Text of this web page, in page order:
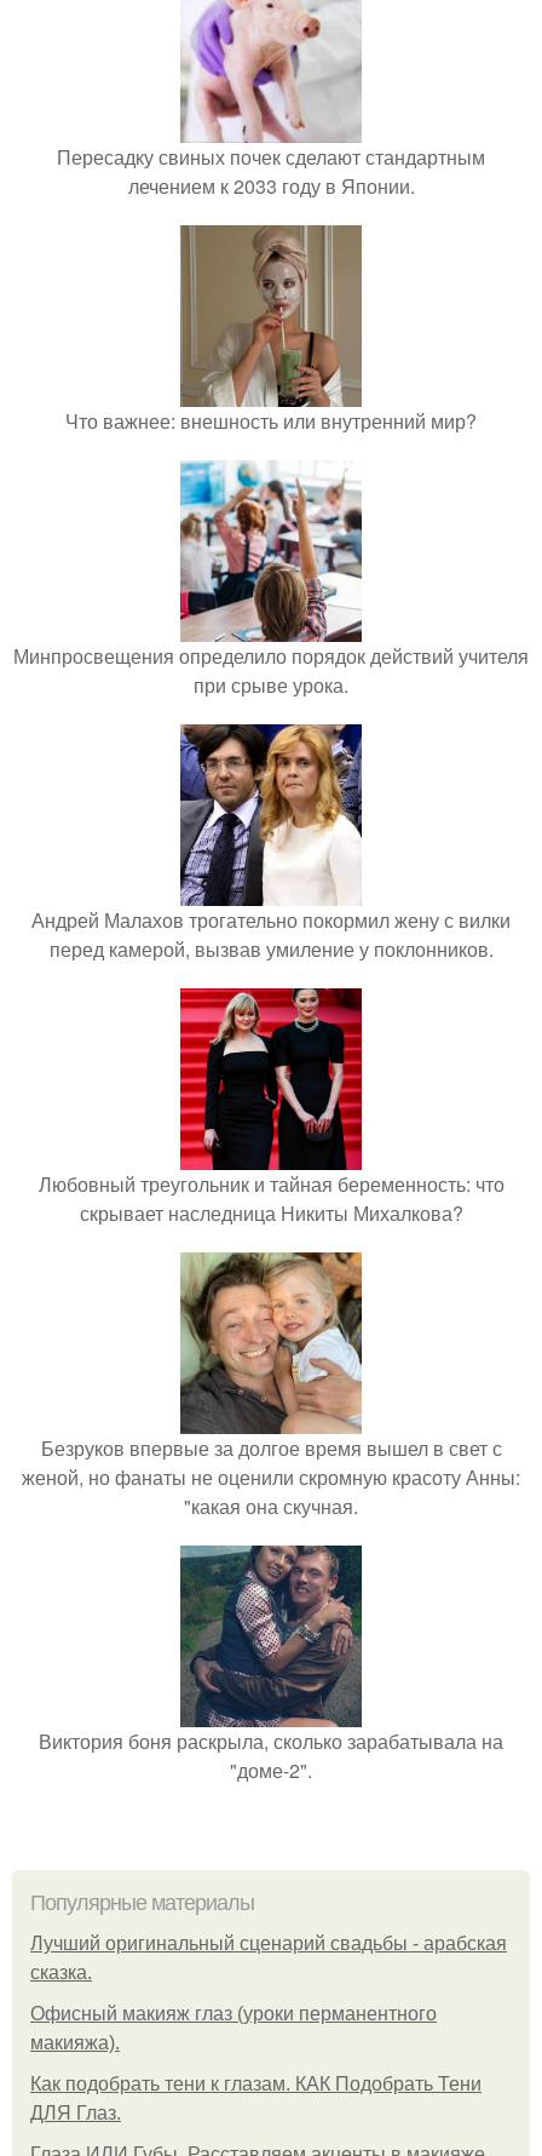
Пересадку свиных почек сделают стандартным
лечением к 2033 году в Японии.
Что важнее: внешность или внутренний мир?
Минпросвещения определило порядок действий учителя
при срыве урока.
Андрей Малахов трогательно покормил жену с вилки
перед камерой, вызвав умиление у поклонников.
Любовный треугольник и тайная беременность: что
скрывает наследница Никиты Михалкова?
Безруков впервые за долгое время вышел в свет с
женой, но фанаты не оценили скромную красоту Анны:
"какая она скучная.
Виктория боня раскрыла, сколько зарабатывала на
"доме-2".
Популярные материалы
Лучший оригинальный сценарий свадьбы - арабская
сказка.
Офисный макияж глаз (уроки перманентного
макияжа).
Как подобрать тени к глазам. КАК Подобрать Тени
ДЛЯ Глаз.